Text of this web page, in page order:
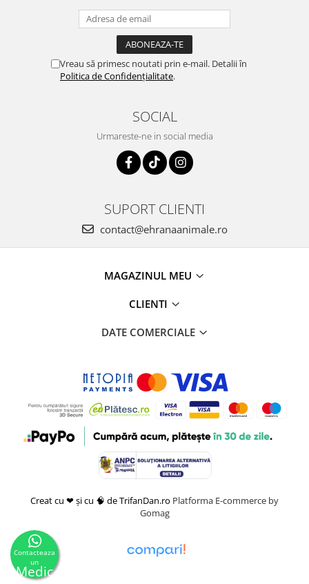
Vreau să primesc noutati prin e-mail. Detalii în
Politica de Confidențialitate.
SOCIAL
Urmareste-ne in social media
SUPORT CLIENTI
contact@ehranaanimale.ro
MAGAZINUL MEU
CLIENTI
DATE COMERCIALE
Creat cu ❤ și cu 🧠 de TrifanDan.ro Platforma E-commerce by
Gomag
Contacteaza
un
Medic